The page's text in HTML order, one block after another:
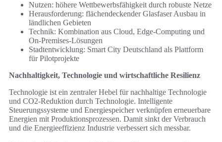
Nutzen: höhere Wettbewerbsfähigkeit durch robuste Netze
Herausforderung: flächendeckender Glasfaser Ausbau in
ländlichen Gebieten
Technik: Kombination aus Cloud, Edge-Computing und
On-Premises-Lösungen
Stadtentwicklung: Smart City Deutschland als Plattform
für Pilotprojekte
Nachhaltigkeit, Technologie und wirtschaftliche Resilienz
Technologie ist ein zentraler Hebel für nachhaltige Technologie
und CO2-Reduktion durch Technologie. Intelligente
Steuerungssysteme und Energiespeicher verknüpfen erneuerbare
Energien mit Produktionsprozessen. Damit sinkt der Verbrauch
und die Energieeffizienz Industrie verbessert sich messbar.